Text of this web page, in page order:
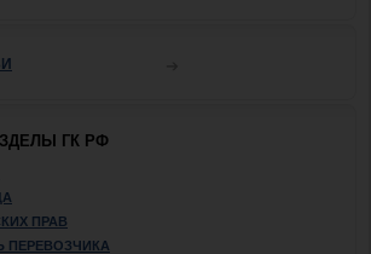
ГК РФ
ПРАВ
ПЕРЕВОЗЧИКА